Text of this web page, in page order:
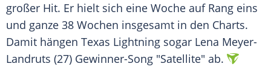
großer Hit. Er hielt sich eine Woche auf Rang eins
und ganze 38 Wochen insgesamt in den Charts.
Damit hängen Texas Lightning sogar Lena Meyer-
Landruts (27) Gewinner-Song "Satellite" ab.